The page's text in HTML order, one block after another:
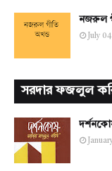
নজরুল
July
সরদার ফজলুল